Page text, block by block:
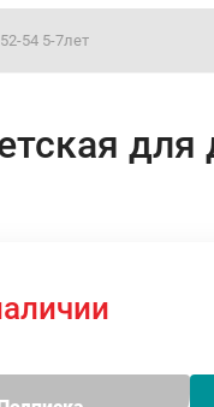
54 5-7лет
для